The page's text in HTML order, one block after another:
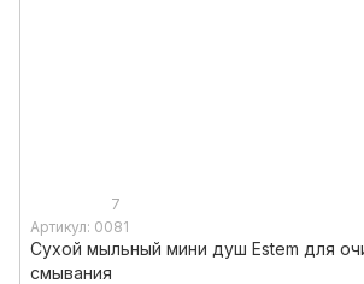
7
Артикул: 0081
Сухой мыльный мини душ Estem для
смывания